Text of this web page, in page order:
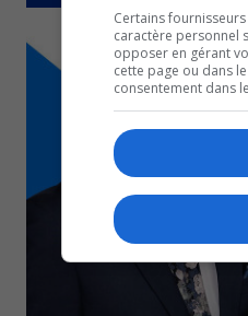
Certains
caractère personnel
opposer en gérant
cette page ou dans
consentement dans